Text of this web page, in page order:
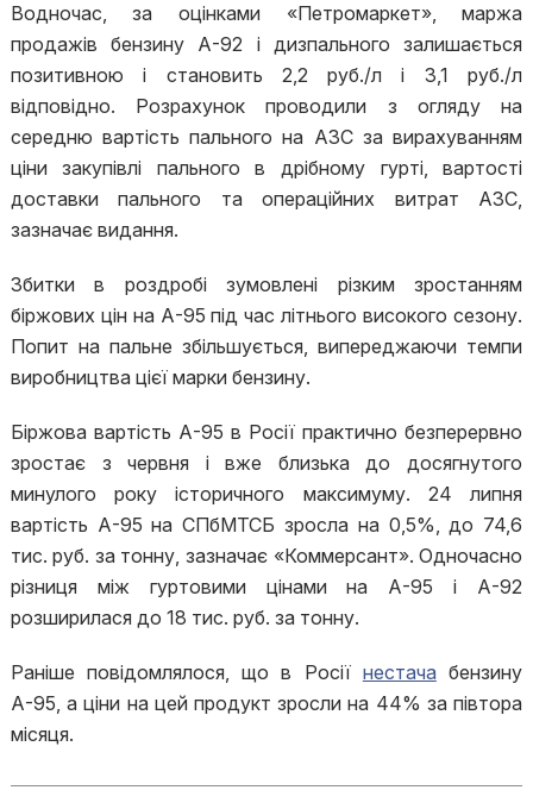
Водночас, за оцінками «Петромаркет», маржа
продажів бензину А-92 і дизпального залишається
позитивною і становить 2,2 руб./л і 3,1 руб./л
відповідно. Розрахунок проводили з огляду на
середню вартість пального на АЗС за вирахуванням
ціни закупівлі пального в дрібному гурті, вартості
доставки пального та операційних витрат АЗС,
зазначає видання.
Збитки в роздробі зумовлені різким зростанням
біржових цін на А-95 під час літнього високого сезону.
Попит на пальне збільшується, випереджаючи темпи
виробництва цієї марки бензину.
Біржова вартість А-95 в Росії практично безперервно
зростає з червня і вже близька до досягнутого
минулого року історичного максимуму. 24 липня
вартість А-95 на СПбМТСБ зросла на 0,5%, до 74,6
тис. руб. за тонну, зазначає «Коммерсант». Одночасно
різниця між гуртовими цінами на А-95 і А-92
розширилася до 18 тис. руб. за тонну.
Раніше повідомлялося, що в Росії нестача бензину
А-95, а ціни на цей продукт зросли на 44% за півтора
місяця.